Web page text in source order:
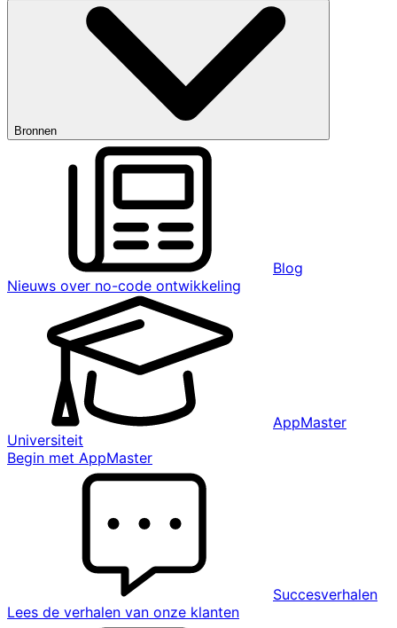
Bronnen
Blog
Nieuws over no-code ontwikkeling
AppMaster
Universiteit
Begin met AppMaster
Succesverhalen
Lees de verhalen van onze klanten